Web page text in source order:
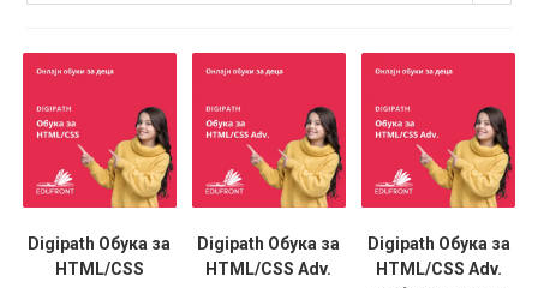
Digipath Обука за
HTML/CSS
Digipath Обука за
HTML/CSS Adv.
Digipath Обука за
HTML/CSS Adv.